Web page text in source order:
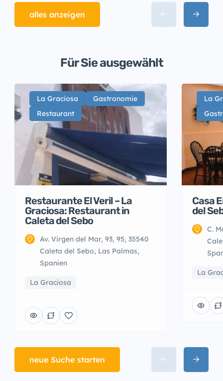
alles anzeigen
Für Sie ausgewählt
La Graciosa
Gastronomie
Restaurant
Restaurante El Veril – La
Graciosa: Restaurant in
Caleta del Sebo
Av. Virgen del Mar, 93, 95, 35540
Caleta del Sebo, Las Palmas,
Spanien
La Graciosa
La
Casa
del
C.
La
neue Suche starten